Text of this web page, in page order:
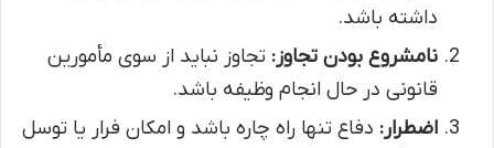
داشته باشد.
نامشروع بودن تجاوز: تجاوز نباید از سوی مأمورین
قانونی در حال انجام وظیفه باشد.
اضطرار: دفاع تنها راه چاره باشد و امکان فرار یا توسل